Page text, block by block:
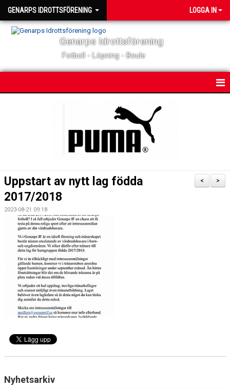
GENARPS IDROTTSFÖRENING LOGGA IN
Genarps Idrottsförening
Fotboll - Löpning - Boule
MATCHER & TÄVLINGAR
KONTAKT
OM KLUBBEN
VÅRA LAG
EKEVALLEN IP
BILDGALLERI
DOKUMENT
>
<
Uppstart av nytt lag födda
2017/2018
2023-08-21 09:18
Nyhetsarkiv